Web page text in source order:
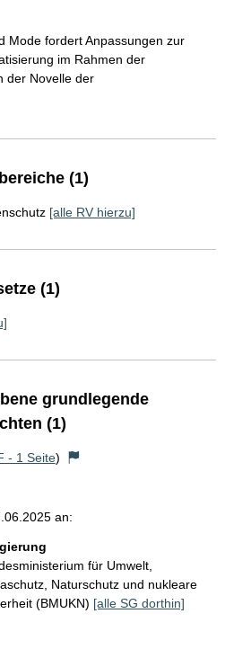
Mode fordert Anpassungen zur
im Rahmen der
der Novelle der
(1)
[alle RV hierzu]
(1)
grundlegende
(1)
- 1 Seite)
an:
für Umwelt,
Naturschutz und nukleare
(BMUKN) [alle SG dorthin]